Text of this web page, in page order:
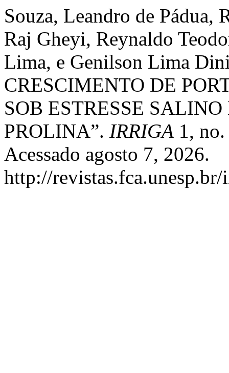
Souza, Leandro de Pádua,
Raj Gheyi, Reynaldo
Lima, e Genilson Lima
CRESCIMENTO DE
SOB ESTRESSE
PROLINA”. IRRIGA 1,
Acessado agosto 7, 2026.
http://